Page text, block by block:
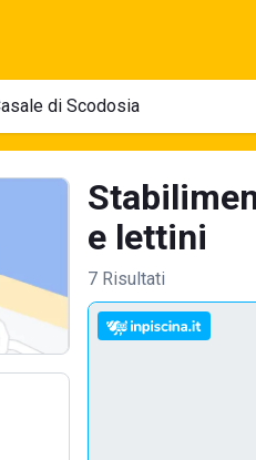
e lettini
7 Risultati